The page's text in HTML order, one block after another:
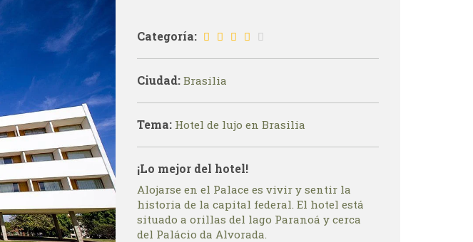
Categoría:
Ciudad: Brasilia
Tema: Hotel de lujo en Brasilia
¡Lo mejor del hotel!
Alojarse en el Palace es vivir y sentir la
historia de la capital federal. El hotel está
situado a orillas del lago Paranoá y cerca
del Palácio da Alvorada.